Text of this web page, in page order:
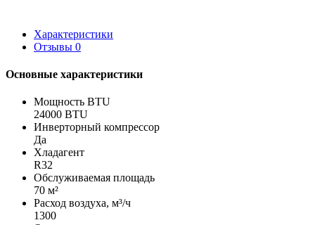
Характеристики
Отзывы 0
Основные характеристики
Мощность BTU
24000 BTU
Инверторный компрессор
Да
Хладагент
R32
Обслуживаемая площадь
70 м²
Расход воздуха, м³/ч
1300